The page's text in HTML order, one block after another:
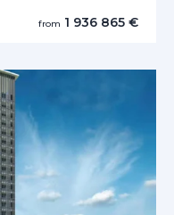
from 1 936 865 €